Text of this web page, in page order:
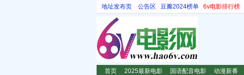
地址发布页 公告区 豆瓣2024榜单 6v电影排行榜
首页 2025最新电影 国语配音电影 动漫新番